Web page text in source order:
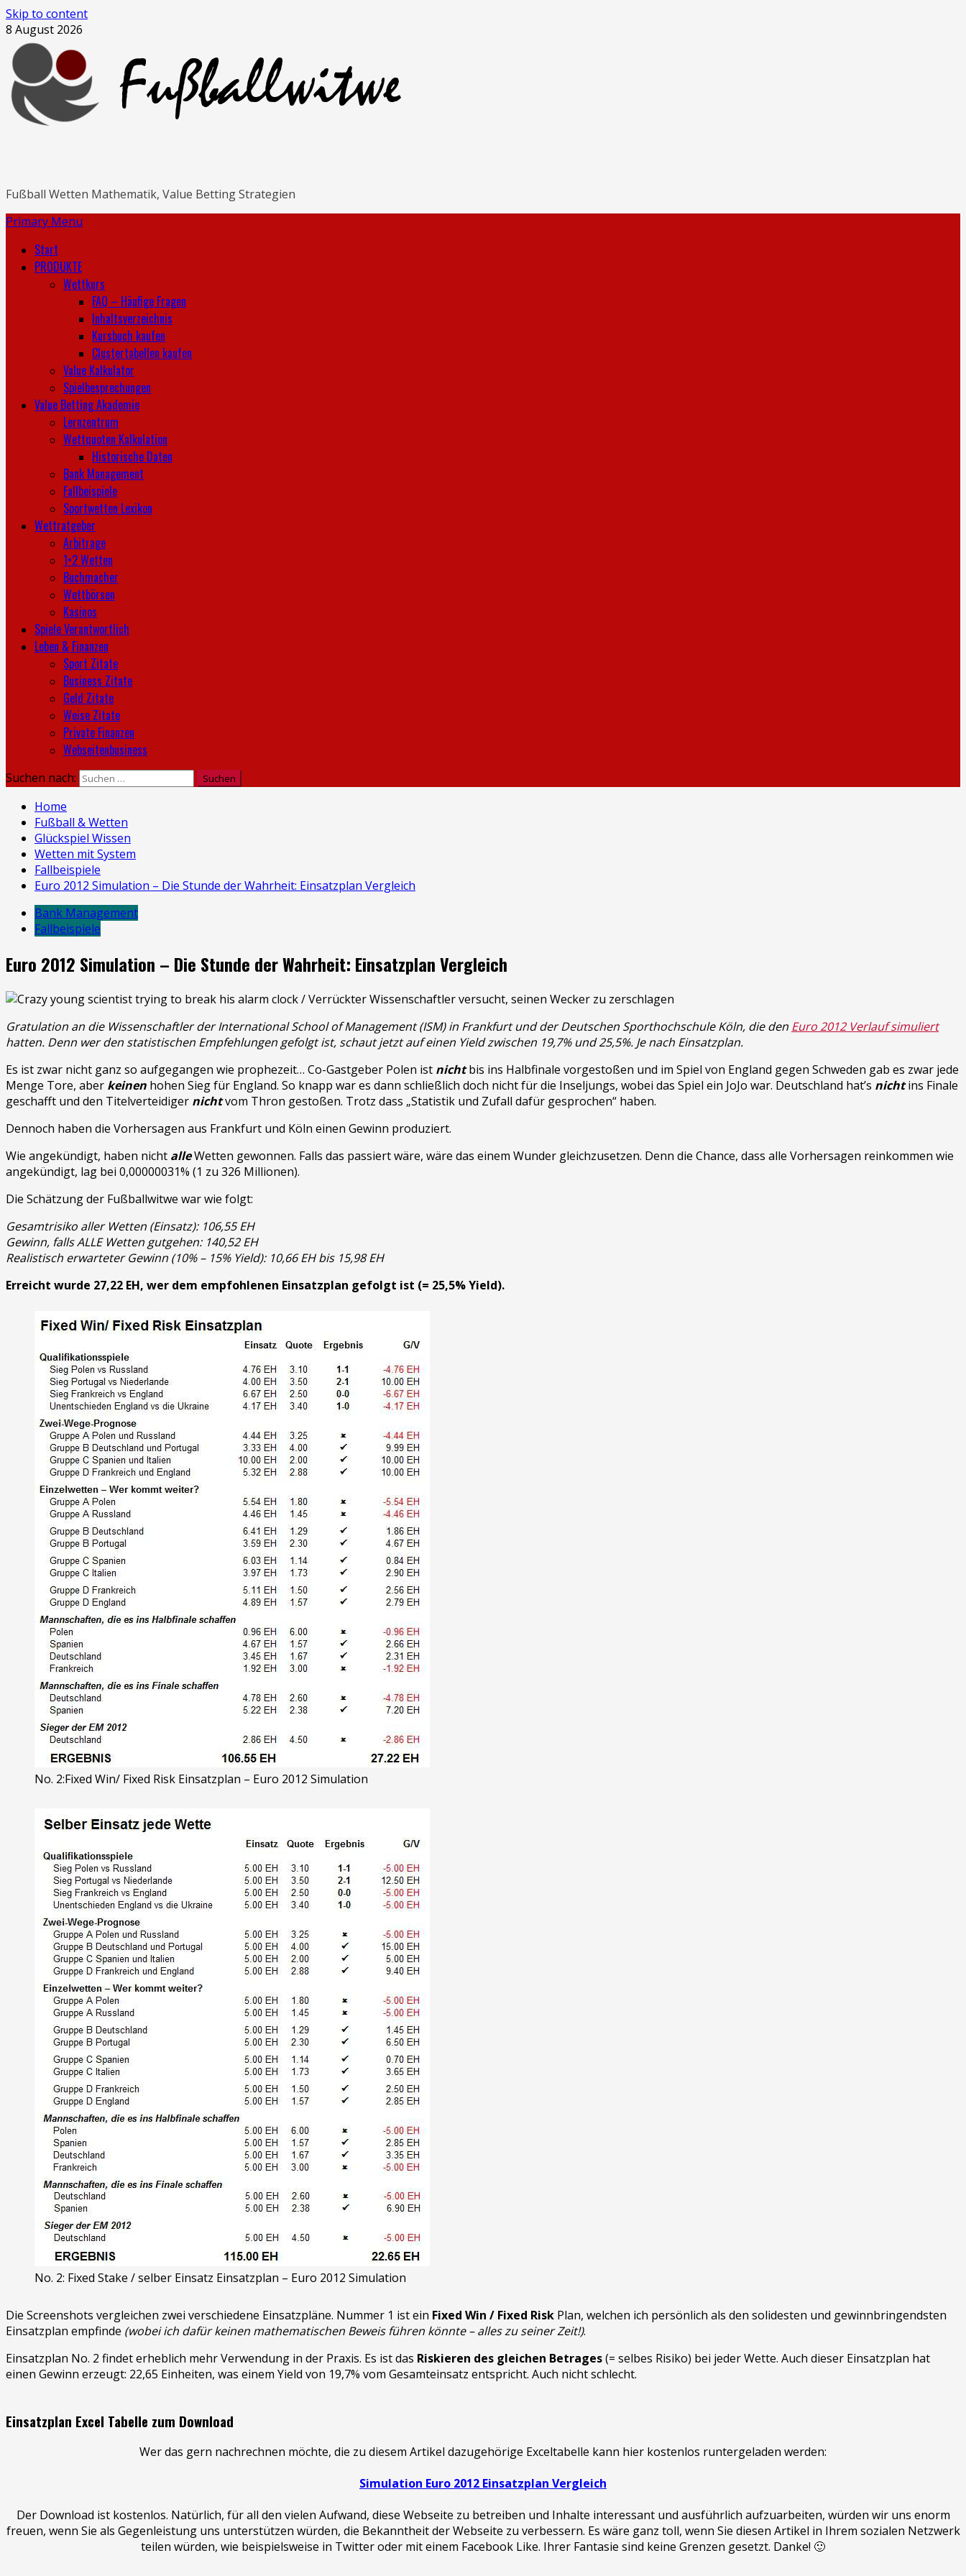
Skip to content
8 August 2026
Fußball Wetten Mathematik, Value Betting Strategien
Primary Menu
Start
PRODUKTE
Wettkurs
FAQ – Häufige Fragen
Inhaltsverzeichnis
Kursbuch kaufen
Clustertabellen kaufen
Value Kalkulator
Spielbesprechungen
Value Betting Akademie
Lernzentrum
Wettquoten Kalkulation
Historische Daten
Bank Management
Fallbeispiele
Sportwetten Lexikon
Wettratgeber
Arbitrage
1×2 Wetten
Buchmacher
Wettbörsen
Kasinos
Spiele Verantwortlich
Leben & Finanzen
Sport Zitate
Business Zitate
Geld Zitate
Weise Zitate
Private Finanzen
Webseitenbusiness
Suchen nach:
Home
Fußball & Wetten
Glückspiel Wissen
Wetten mit System
Fallbeispiele
Euro 2012 Simulation – Die Stunde der Wahrheit: Einsatzplan Vergleich
Bank Management
Fallbeispiele
Euro 2012 Simulation – Die Stunde der Wahrheit: Einsatzplan Vergleich
Gratulation an die Wissenschaftler der International School of Management (ISM) in Frankfurt und der Deutschen Sporthochschule Köln, die den Euro 2012 Verlauf simuliert
hatten. Denn wer den statistischen Empfehlungen gefolgt ist, schaut jetzt auf einen Yield zwischen 19,7% und 25,5%. Je nach Einsatzplan.
Es ist zwar nicht ganz so aufgegangen wie prophezeit… Co-Gastgeber Polen ist nichtbis ins Halbfinale vorgestoßen und im Spiel von England gegen Schweden gab es zwar jede
Menge Tore, aber keinen hohen Sieg für England. So knapp war es dann schließlich doch nicht für die Inseljungs, wobei das Spiel ein JoJo war. Deutschland hat’s nichtins Finale
geschafft und den Titelverteidiger nichtvom Thron gestoßen. Trotz dass „Statistik und Zufall dafür gesprochen“ haben.
Dennoch haben die Vorhersagen aus Frankfurt und Köln einen Gewinn produziert.
Wie angekündigt, haben nicht alleWetten gewonnen. Falls das passiert wäre, wäre das einem Wunder gleichzusetzen. Denn die Chance, dass alle Vorhersagen reinkommen wie
angekündigt, lag bei 0,00000031% (1 zu 326 Millionen).
Die Schätzung der Fußballwitwe war wie folgt:
Gesamtrisiko aller Wetten (Einsatz): 106,55 EH
Gewinn, falls ALLE Wetten gutgehen: 140,52 EH
Realistisch erwarteter Gewinn (10% – 15% Yield): 10,66 EH bis 15,98 EH
Erreicht wurde 27,22 EH, wer dem empfohlenen Einsatzplan gefolgt ist (= 25,5% Yield).
No. 2:Fixed Win/ Fixed Risk Einsatzplan – Euro 2012 Simulation
No. 2: Fixed Stake / selber Einsatz Einsatzplan – Euro 2012 Simulation
Die Screenshots vergleichen zwei verschiedene Einsatzpläne. Nummer 1 ist ein Fixed Win / Fixed Risk Plan, welchen ich persönlich als den solidesten und gewinnbringendsten
Einsatzplan empfinde (wobei ich dafür keinen mathematischen Beweis führen könnte – alles zu seiner Zeit!).
Einsatzplan No. 2 findet erheblich mehr Verwendung in der Praxis. Es ist das Riskieren des gleichen Betrages(= selbes Risiko) bei jeder Wette. Auch dieser Einsatzplan hat
einen Gewinn erzeugt: 22,65 Einheiten, was einem Yield von 19,7% vom Gesamteinsatz entspricht. Auch nicht schlecht.
Einsatzplan Excel Tabelle zum Download
Wer das gern nachrechnen möchte, die zu diesem Artikel dazugehörige Exceltabelle kann hier kostenlos runtergeladen werden:
Simulation Euro 2012 Einsatzplan Vergleich
Der Download ist kostenlos. Natürlich, für all den vielen Aufwand, diese Webseite zu betreiben und Inhalte interessant und ausführlich aufzuarbeiten, würden wir uns enorm
freuen, wenn Sie als Gegenleistung uns unterstützen würden, die Bekanntheit der Webseite zu verbessern. Es wäre ganz toll, wenn Sie diesen Artikel in Ihrem sozialen Netzwerk
teilen würden, wie beispielsweise in Twitter oder mit einem Facebook Like. Ihrer Fantasie sind keine Grenzen gesetzt. Danke! 🙂